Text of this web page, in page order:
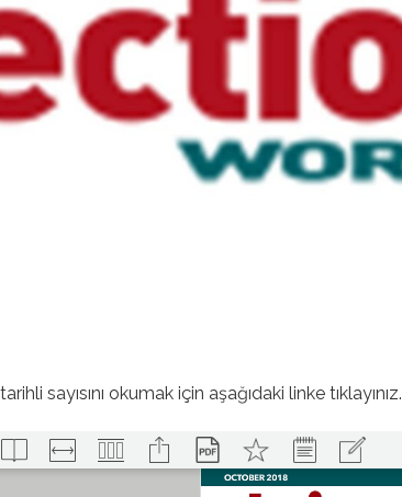
sayısını okumak için aşağıdaki linke tıklayınız.